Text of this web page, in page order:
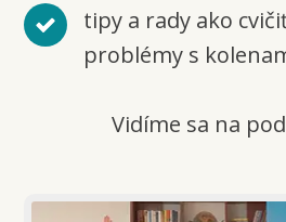
tipy a rady ako
problémy s
Vidíme sa na